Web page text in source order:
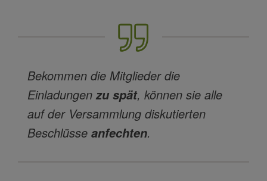
Bekommen die Mitglieder die
Einladungen zu spät, können sie alle
auf der Versammlung diskutierten
Beschlüsse anfechten.